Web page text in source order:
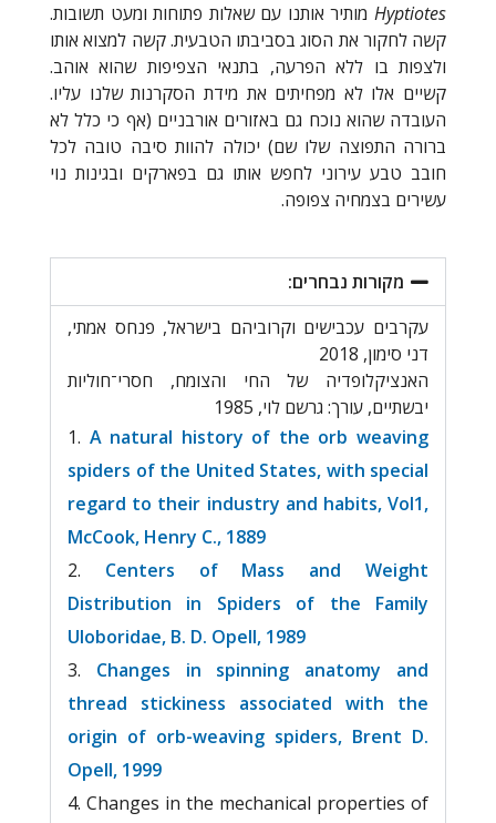
Hyptiotes מותיר אותנו עם שאלות פתוחות ומעט תשובות.
קשה לחקור את הסוג בסביבתו הטבעית. קשה למצוא אותו
ולצפות בו ללא הפרעה, בתנאי הצפיפות שהוא אוהב.
קשיים אלו לא מפחיתים את מידת הסקרנות שלנו עליו.
העובדה שהוא נוכח גם באזורים אורבניים (אף כי כלל לא
ברורה התפוצה שלו שם) יכולה להוות סיבה טובה לכל
חובב טבע עירוני לחפש אותו גם בפארקים ובגינות נוי
עשירים בצמחיה צפופה.
מקורות נבחרים:
עקרבים עכבישים וקרוביהם בישראל, פנחס אמתי,
דני סימון, 2018
האנציקלופדיה של החי והצומח, חסרי־חוליות
יבשתיים, עורך: גרשם לוי, 1985
A natural history of the orb weaving
spiders of the United States, with special
regard to their industry and habits, Vol1,
McCook, Henry C., 1889
Centers of Mass and Weight
Distribution in Spiders of the Family
Uloboridae, B. D. Opell, 1989
Changes in spinning anatomy and
thread stickiness associated with the
origin of orb-weaving spiders, Brent D.
Opell, 1999
Changes in the mechanical properties of